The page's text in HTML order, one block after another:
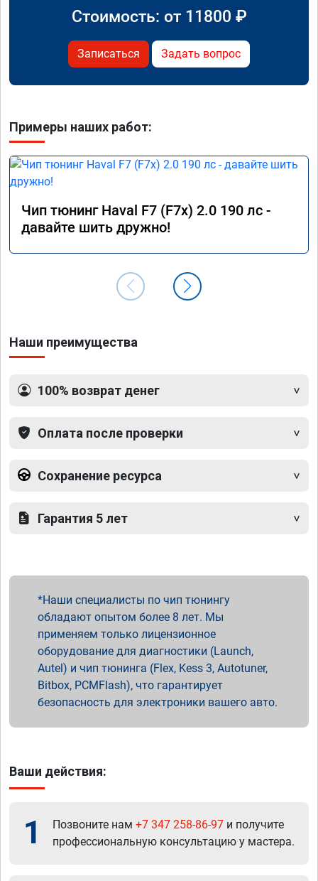
Стоимость: от 11800 ₽
Записаться Задать вопрос
Примеры наших работ:
Чип тюнинг Haval F7 (F7x) 2.0 190 лс -
давайте шить дружно!
Наши преимущества
100% возврат денег
Оплата после проверки
Сохранение ресурса
Гарантия 5 лет
Наши специалисты по чип тюнингу
обладают опытом более 8 лет. Мы
применяем только лицензионное
оборудование для диагностики (Launch,
Autel) и чип тюнинга (Flex, Kess 3, Autotuner,
Bitbox, PCMFlash), что гарантирует
безопасность для электроники вашего авто.
Ваши действия:
1 Позвоните нам +7 347 258-86-97 и получите
профессиональную консультацию у мастера.